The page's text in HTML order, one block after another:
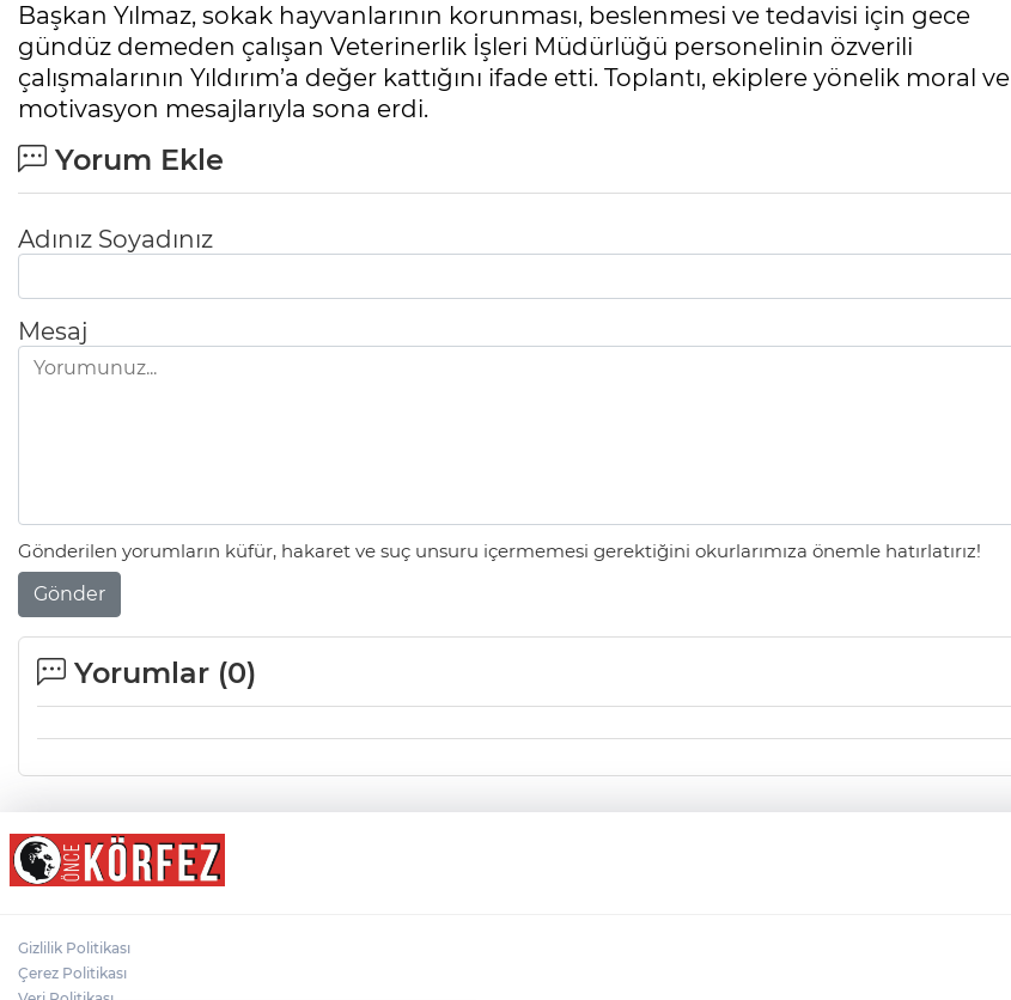
Başkan Yılmaz, sokak hayvanlarının korunması, beslenmesi ve tedavisi için gece
gündüz demeden çalışan Veterinerlik İşleri Müdürlüğü personelinin özverili
çalışmalarının Yıldırım’a değer kattığını ifade etti. Toplantı, ekiplere yönelik moral ve
motivasyon mesajlarıyla sona erdi.
Yorum Ekle
Adınız Soyadınız
Mesaj
Gönderilen yorumların küfür, hakaret ve suç unsuru içermemesi gerektiğini okurlarımıza önemle hatırlatırız!
Gönder
Yorumlar (0)
Gizlilik Politikası
Çerez Politikası